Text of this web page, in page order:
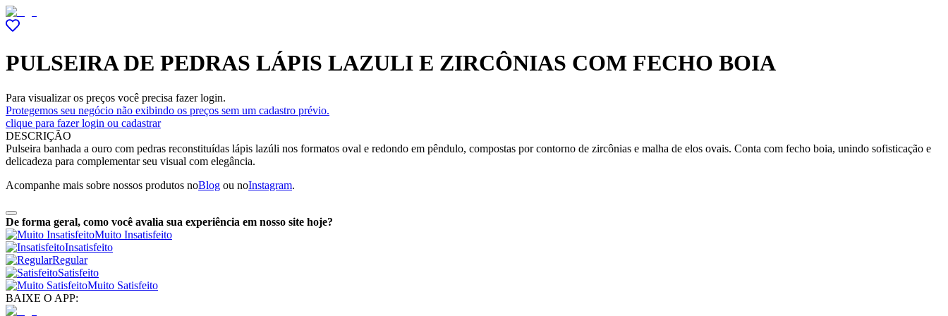
PULSEIRA DE PEDRAS LÁPIS LAZULI E ZIRCÔNIAS COM FECHO BOIA
Para visualizar os preços você precisa fazer login.
Protegemos seu negócio não exibindo os preços sem um cadastro prévio.
clique para fazer login ou cadastrar
DESCRIÇÃO
Pulseira banhada a ouro com pedras reconstituídas lápis lazúli nos formatos oval e redondo em pêndulo, compostas por contorno de zircônias e malha de elos ovais. Conta com fecho boia, unindo sofisticação e
delicadeza para complementar seu visual com elegância.
Acompanhe mais sobre nossos produtos noBlog ou noInstagram.
De forma geral, como você avalia sua experiência em nosso site hoje?
Muito Insatisfeito
Insatisfeito
Regular
Satisfeito
Muito Satisfeito
BAIXE O APP: